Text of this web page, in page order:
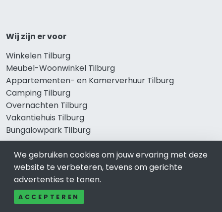
Wij zijn er voor
Winkelen Tilburg
Meubel-Woonwinkel Tilburg
Appartementen- en Kamerverhuur Tilburg
Camping Tilburg
Overnachten Tilburg
Vakantiehuis Tilburg
Bungalowpark Tilburg
Thema’s
Klussenbedrijf Tilburg
Notarissen Tilburg
We gebruiken cookies om jouw ervaring met deze
website te verbeteren, tevens om gerichte
advertenties te tonen.
ACCEPTEREN